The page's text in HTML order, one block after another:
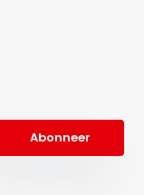
Abonneer